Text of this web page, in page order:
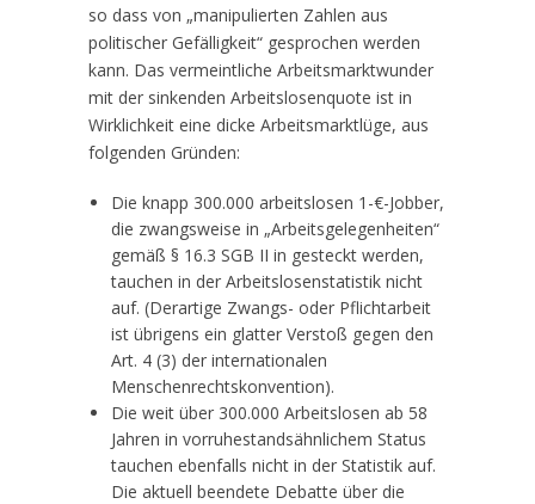
so dass von „manipulierten Zahlen aus
politischer Gefälligkeit“ gesprochen werden
kann. Das vermeintliche Arbeitsmarktwunder
mit der sinkenden Arbeitslosenquote ist in
Wirklichkeit eine dicke Arbeitsmarktlüge, aus
folgenden Gründen:
Die knapp 300.000 arbeitslosen 1-€-Jobber,
die zwangsweise in „Arbeitsgelegenheiten“
gemäß § 16.3 SGB II in gesteckt werden,
tauchen in der Arbeitslosenstatistik nicht
auf. (Derartige Zwangs- oder Pflichtarbeit
ist übrigens ein glatter Verstoß gegen den
Art. 4 (3) der internationalen
Menschenrechtskonvention).
Die weit über 300.000 Arbeitslosen ab 58
Jahren in vorruhestandsähnlichem Status
tauchen ebenfalls nicht in der Statistik auf.
Die aktuell beendete Debatte über die